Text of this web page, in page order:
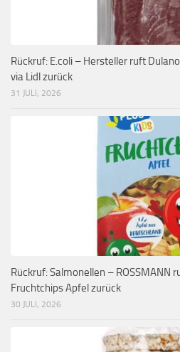
Rückruf: E.coli – Hersteller ruft
via Lidl zurück
31 JULI, 2026
Rückruf: Salmonellen – ROSSMANN
Fruchtchips Apfel zurück
30 JULI, 2026